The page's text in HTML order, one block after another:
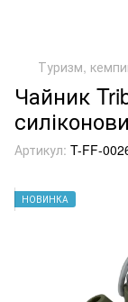
Туризм,
Чайник
Артикул: T-FF-
НОВИНКА